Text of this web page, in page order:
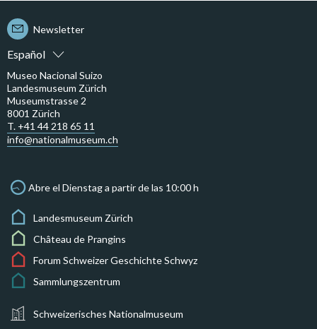
Español
Newsletter
Museo Nacional Suizo
Landesmuseum Zürich
Museumstrasse 2
8001 Zürich
T. +41 44 218 65 11
info@nationalmuseum.ch
Abre el Dienstag a partir de las 10:00 h
Landesmuseum Zürich
Château de Prangins
Forum Schweizer Geschichte Schwyz
Sammlungszentrum
Schweizerisches Nationalmuseum